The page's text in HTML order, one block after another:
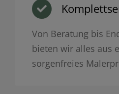
Von Beratung bis
bieten wir alles aus
sorgenfreies